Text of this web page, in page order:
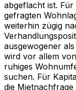
abgeflacht ist.
gefragten
weiterhin zügig
ausgewogener
wird vor allem
ruhiges
suchen. Für
die